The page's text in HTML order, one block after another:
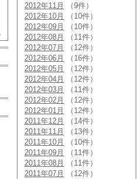
2012年11月
（9件）
2012年10月
（10件）
2012年09月
（10件）
2012年08月
（11件）
2012年07月
（12件）
2012年06月
（16件）
2012年05月
（12件）
2012年04月
（12件）
2012年03月
（11件）
2012年02月
（12件）
2012年01月
（12件）
2011年12月
（14件）
2011年11月
（13件）
2011年10月
（10件）
2011年09月
（11件）
2011年08月
（11件）
2011年07月
（12件）